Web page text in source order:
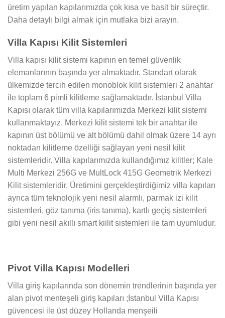
üretim yapılan kapılarımızda çok kısa ve basit bir süreçtir.
Daha detaylı bilgi almak için mutlaka bizi arayın.
Villa Kapısı Kilit Sistemleri
Villa kapısı kilit sistemi kapının en temel güvenlik
elemanlarının başında yer almaktadır. Standart olarak
ülkemizde tercih edilen monoblok kilit sistemleri 2 anahtar
ile toplam 6 pimli kilitleme sağlamaktadır. İstanbul Villa
Kapısı olarak tüm villa kapılarımızda Merkezi kilit sistemi
kullanmaktayız. Merkezi kilit sistemi tek bir anahtar ile
kapının üst bölümü ve alt bölümü dahil olmak üzere 14 ayrı
noktadan kilitleme özelliği sağlayan yeni nesil kilit
sistemleridir. Villa kapılarımızda kullandığımız kilitler; Kale
Multi Merkezi 256G ve MultLock 415G Geometrik Merkezi
Kilit sistemleridir. Üretimini gerçekleştirdiğimiz villa kapıları
ayrıca tüm teknolojik yeni nesil alarmlı, parmak izi kilit
sistemleri, göz tanıma (iris tanıma), kartlı geçiş sistemleri
gibi yeni nesil akıllı smart kiilit sistemleri ile tam uyumludur.
Pivot Villa Kapısı Modelleri
Villa giriş kapılarında son dönemin trendlerinin başında yer
alan pivot menteşeli giriş kapıları ;İstanbul Villa Kapısı
güvencesi ile üst düzey Hollanda menşeili